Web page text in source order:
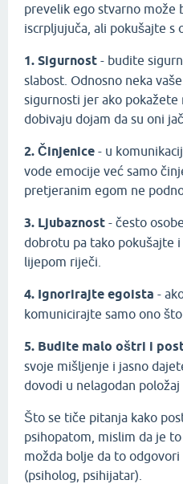
prevelik ego stvarno može
iscrpljujuča, ali pokušajte s
1. Sigurnost - budite
slabost. Odnosno neka
sigurnosti jer ako pokažete
dobivaju dojam da su oni
2. Činjenice - u
vode emocije već samo
pretjeranim egom ne
3. Ljubaznost - često
dobrotu pa tako pokušajte
lijepom riječi.
4. Ignorirajte egoista -
komunicirajte samo ono
5. Budite malo oštri i
svoje mišljenje i jasno
dovodi u nelagodan
Što se tiče pitanja kako
psihopatom, mislim da je
možda bolje da to
(psiholog, psihijatar).